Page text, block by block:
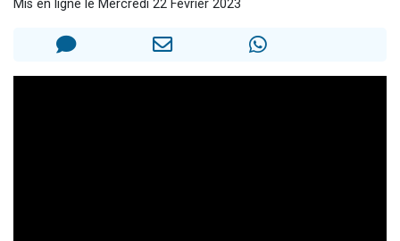
Mis en ligne le Mercredi 22 Février 2023